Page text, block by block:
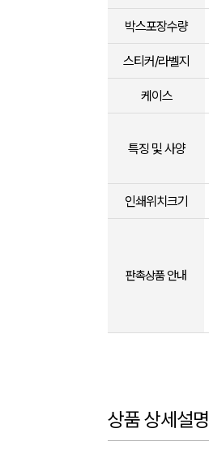
박스포장수량
스티커/라벨지
케이스
특징 및 사양
인쇄위치크기
판촉상품 안내
상품 상세설명